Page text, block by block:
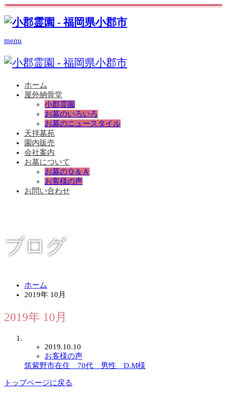
menu
ホーム
屋外納骨堂
小郡霊園
お墓のいろいろ
お墓のニュースタイル
天拝墓苑
園内販売
会社案内
お墓について
お墓のＱ＆Ａ
お客様の声
お問い合わせ
ブログ
ホーム
2019年 10月
2019年 10月
2019.10.10
お客様の声
筑紫野市在住 70代 男性 D.M様
トップページに戻る